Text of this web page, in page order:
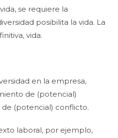
se requiere la
posibilita la vida. La
vida.
en la empresa,
de (potencial)
(potencial) conflicto.
laboral, por ejemplo,